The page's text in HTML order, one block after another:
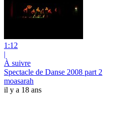
1:12
|
À suivre
Spectacle de Danse 2008 part 2
moasarah
il y a 18 ans